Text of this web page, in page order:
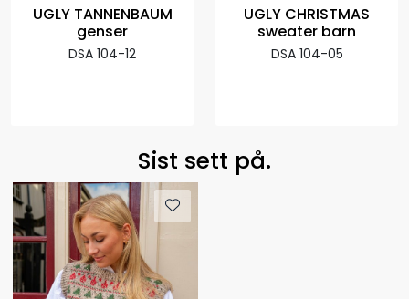
UGLY TANNENBAUM
genser
DSA 104-12
UGLY CHRISTMAS
sweater barn
DSA 104-05
Sist sett på.